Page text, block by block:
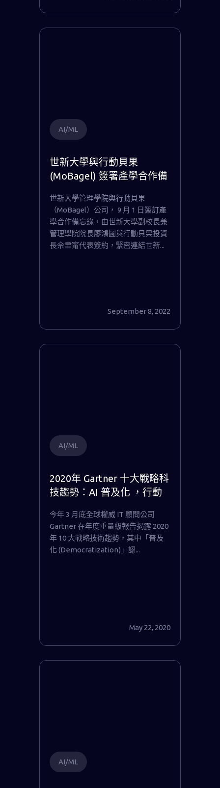
AI/ML
世新大學與行動貝果
(MoBagel) 簽署產學合作備
人才
世新大學管理學院與行動貝果
（MoBagel）公司， 9 月 1 日簽訂產
學合作備忘錄，由世新大學副校長兼
管理學院院長廖鴻圖與行動貝果投資
長佘聿甯代表簽約，緊密連結世新...
September 8, 2022
AI/ML
2020年 Gartner 十大戰略科
技趨勢：AI 普及化 ，行動
AI/ML 平台關鍵代表原廠
今年 3 月底全球權威 IT 顧問公司
Gartner 在年度重量級報告揭露 2020
年 10 大戰略技術趨勢，其中「普及
化 (Democratization)」認...
May 22, 2020
AI/ML